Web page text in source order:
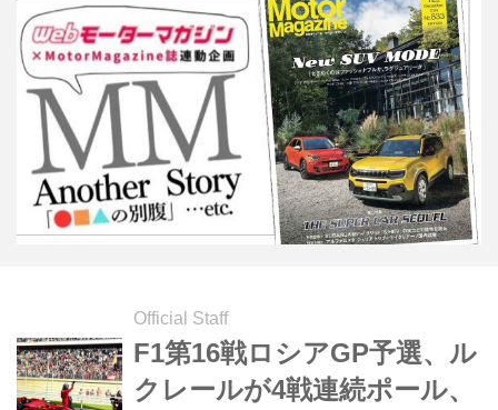
タッペンが4位、アレクサンダー・ア
ルボンが5位に入っている。（写真は
シーズン9勝目をあげたルイス・ハミ
ルトン）
Official Staff
F1第16戦ロシアGP予選、ル
クレールが4戦連続ポール、